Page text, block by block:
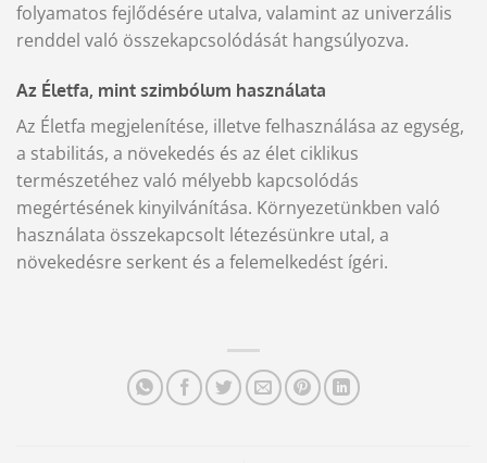
folyamatos fejlődésére utalva, valamint az univerzális
renddel való összekapcsolódását hangsúlyozva.
Az Életfa, mint szimbólum használata
Az Életfa megjelenítése, illetve felhasználása az egység,
a stabilitás, a növekedés és az élet ciklikus
természetéhez való mélyebb kapcsolódás
megértésének kinyilvánítása. Környezetünkben való
használata összekapcsolt létezésünkre utal, a
növekedésre serkent és a felemelkedést ígéri.